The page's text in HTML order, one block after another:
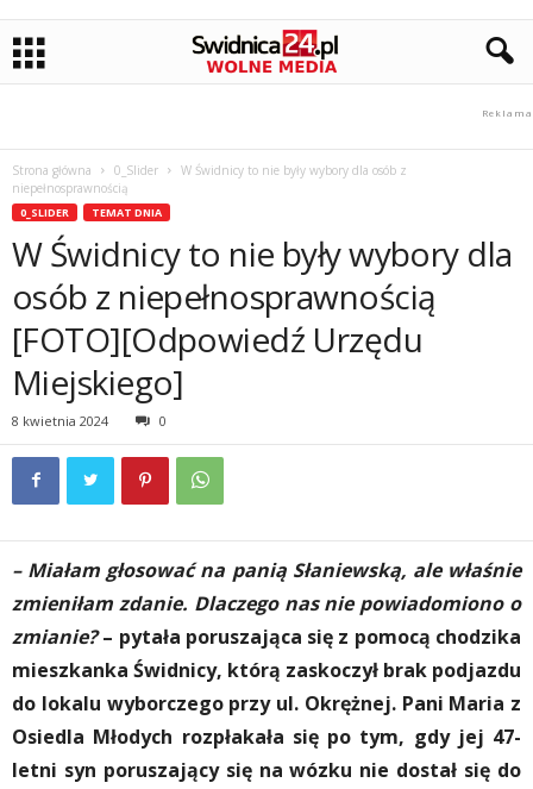
Strona główna 0_Slider
W Świdnicy to nie były wybory dla osób z
niepełnosprawnością
0_SLIDER TEMAT DNIA
W Świdnicy to nie były wybory dla
osób z niepełnosprawnością
[FOTO][Odpowiedź Urzędu
Miejskiego]
8 kwietnia 2024 0
– Miałam głosować na panią Słaniewską, ale właśnie
zmieniłam zdanie. Dlaczego nas nie powiadomiono o
zmianie?– pytała poruszająca się z pomocą chodzika
mieszkanka Świdnicy, którą zaskoczył brak podjazdu
do lokalu wyborczego przy ul. Okrężnej. Pani Maria z
Osiedla Młodych rozpłakała się po tym, gdy jej 47-
letni syn poruszający się na wózku nie dostał się do